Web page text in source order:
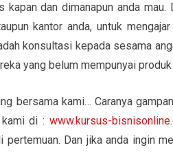
dan dimanapun anda
kantor anda, untuk
konsultasi kepada sesama
yang belum mempunyai
bersama kami… Caranya
di : www.kursus-
Dan jika anda ingin